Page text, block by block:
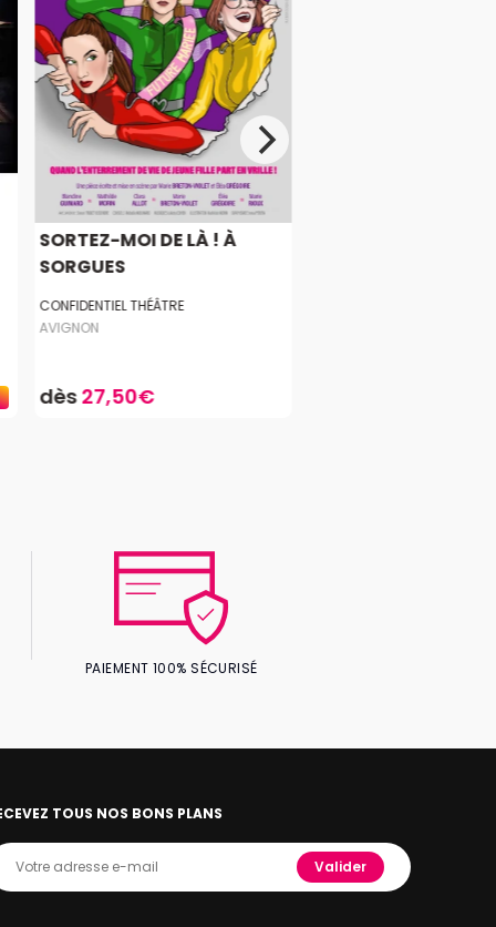
SORTEZ-MOI DE LÀ ! À
SORGUES
CONFIDENTIEL THÉÂTRE
AVIGNON
dès27,50€
PAIEMENT 100% SÉCURISÉ
TOUS NOS BONS PLANS
Valider